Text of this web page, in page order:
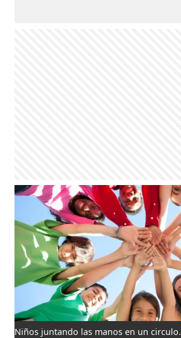
Niños juntando las manos en un circulo.